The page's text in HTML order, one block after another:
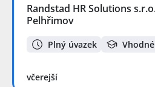
Randstad HR Solutions
Pelhřimov
Plný úvazek
včerejší